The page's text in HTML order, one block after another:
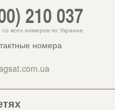
210 037
со всех номеров по Украине
номера